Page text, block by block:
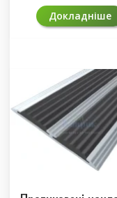
Докладніше